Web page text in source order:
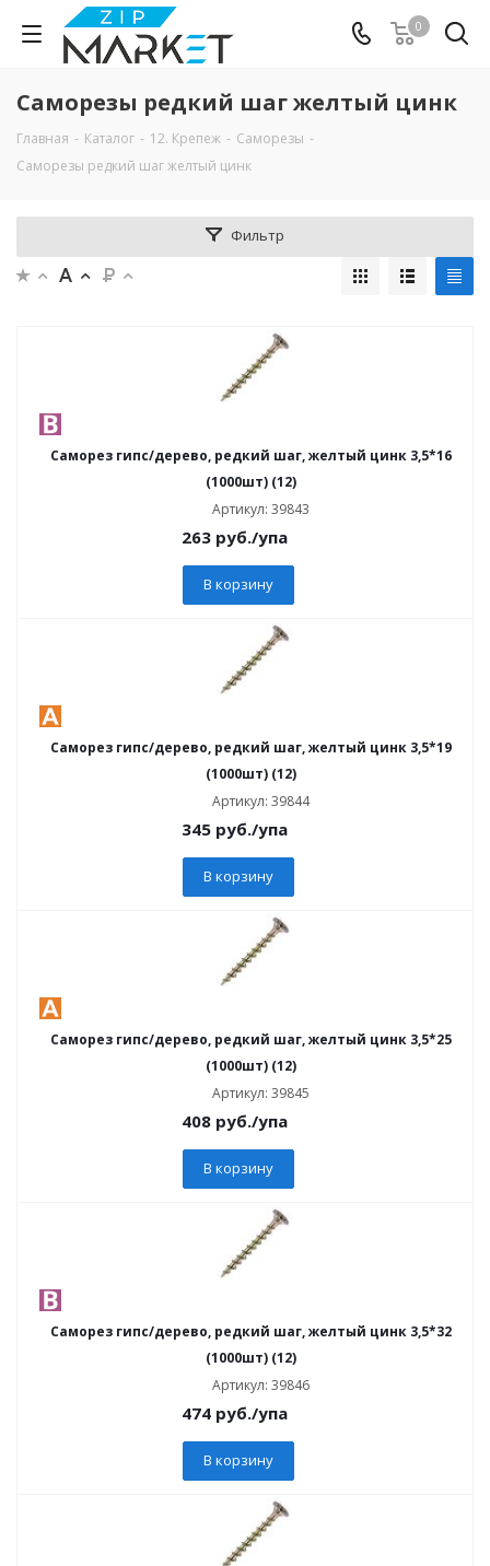
0
Cаморезы редкий шаг желтый цинк
Главная - Каталог - 12. Крепеж - Cаморезы -
Cаморезы редкий шаг желтый цинк
Фильтр
Саморез гипс/дерево, редкий шаг, желтый цинк 3,5*16
(1000шт) (12)
Артикул: 39843
263руб./упа
В корзину
Саморез гипс/дерево, редкий шаг, желтый цинк 3,5*19
(1000шт) (12)
Артикул: 39844
345руб./упа
В корзину
Саморез гипс/дерево, редкий шаг, желтый цинк 3,5*25
(1000шт) (12)
Артикул: 39845
408руб./упа
В корзину
Саморез гипс/дерево, редкий шаг, желтый цинк 3,5*32
(1000шт) (12)
Артикул: 39846
474руб./упа
В корзину